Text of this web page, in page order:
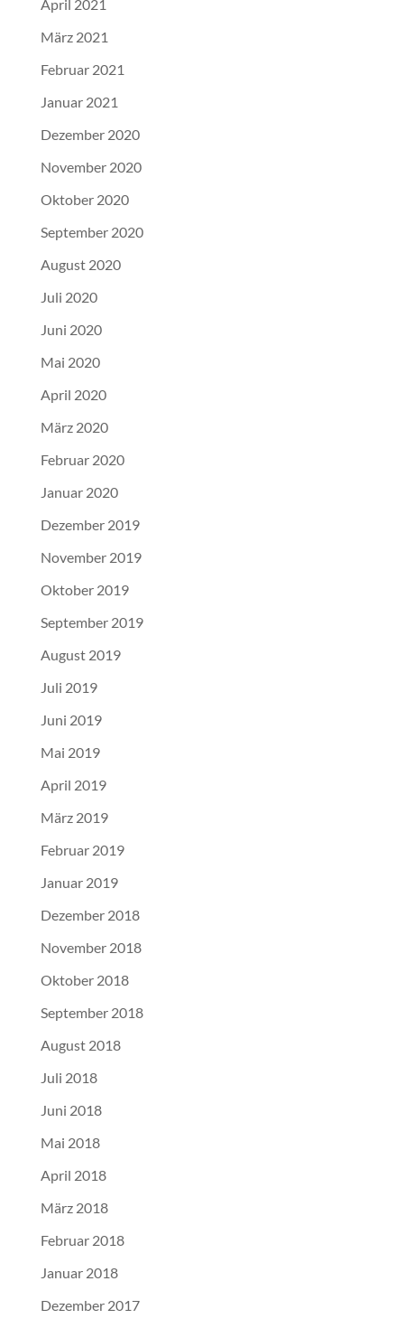
April 2021
März 2021
Februar 2021
Januar 2021
Dezember 2020
November 2020
Oktober 2020
September 2020
August 2020
Juli 2020
Juni 2020
Mai 2020
April 2020
März 2020
Februar 2020
Januar 2020
Dezember 2019
November 2019
Oktober 2019
September 2019
August 2019
Juli 2019
Juni 2019
Mai 2019
April 2019
März 2019
Februar 2019
Januar 2019
Dezember 2018
November 2018
Oktober 2018
September 2018
August 2018
Juli 2018
Juni 2018
Mai 2018
April 2018
März 2018
Februar 2018
Januar 2018
Dezember 2017